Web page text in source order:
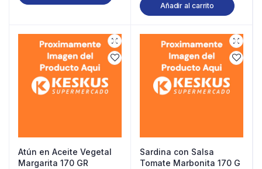
Añadir al carrito
Atún en Aceite Vegetal
Margarita 170 GR
Sardina con Salsa
Tomate Marbonita 170 G